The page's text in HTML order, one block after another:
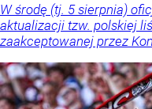
W środę (tj. 5 sierpnia)
aktualizacji tzw. polskiej
zaakceptowanej przez